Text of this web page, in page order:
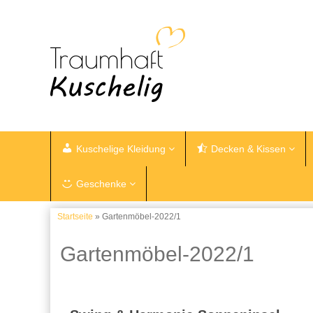
Kuschelige Kleidung Decken & Kissen
Geschenke
Startseite » Gartenmöbel-2022/1
Gartenmöbel-2022/1